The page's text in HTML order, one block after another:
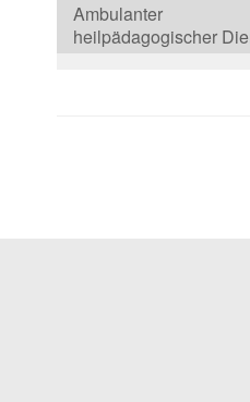
Ambulanter
heilpädagogischer